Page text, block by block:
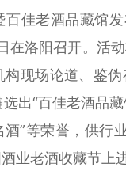
百佳老酒品藏馆
在洛阳召开。活
现场论道、鉴伪
出“百佳老酒品
”等荣誉，供行
业老酒收藏节上